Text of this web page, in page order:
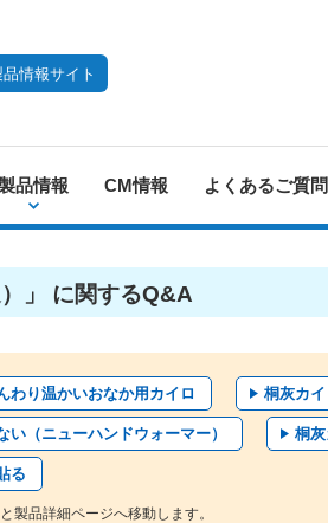
品情報サイト
品情報 CM情報 よくあるご質問
）」 に関するQ&A
り温かいおなか用カイロ 桐灰カ
（ニューハンドウォーマー） 桐
る
製品詳細ページへ移動します。